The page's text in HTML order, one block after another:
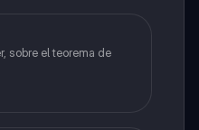
sobre el teorema de